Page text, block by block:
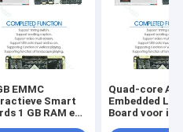
EMMC
Smart
1 GB RAM en
Quad-core A9
Embedded
Board voor